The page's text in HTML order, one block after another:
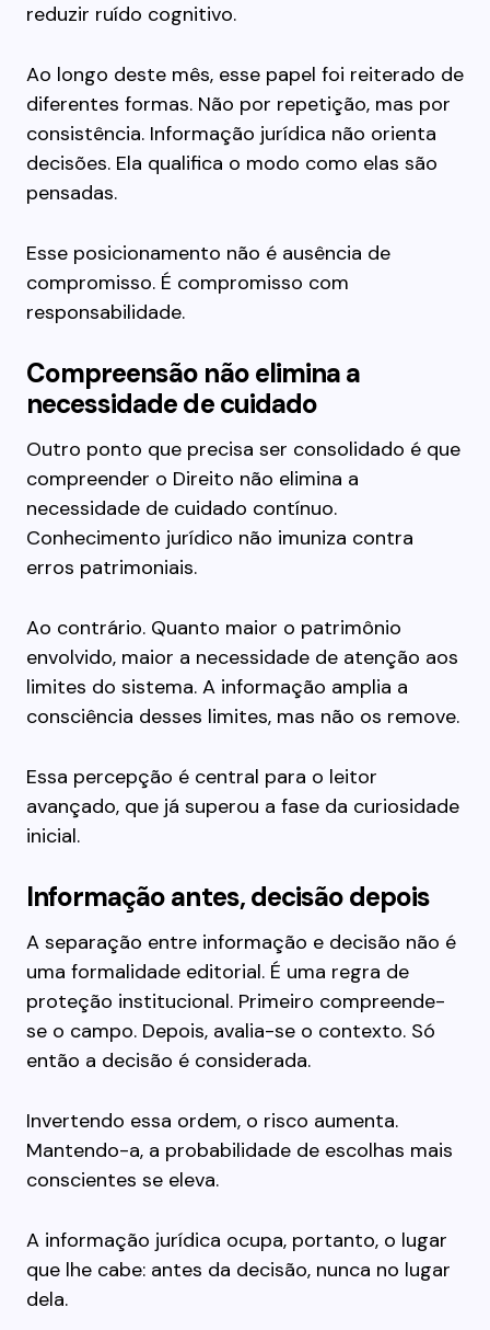
reduzir ruído cognitivo.
Ao longo deste mês, esse papel foi reiterado de
diferentes formas. Não por repetição, mas por
consistência. Informação jurídica não orienta
decisões. Ela qualifica o modo como elas são
pensadas.
Esse posicionamento não é ausência de
compromisso. É compromisso com
responsabilidade.
Compreensão não elimina a
necessidade de cuidado
Outro ponto que precisa ser consolidado é que
compreender o Direito não elimina a
necessidade de cuidado contínuo.
Conhecimento jurídico não imuniza contra
erros patrimoniais.
Ao contrário. Quanto maior o patrimônio
envolvido, maior a necessidade de atenção aos
limites do sistema. A informação amplia a
consciência desses limites, mas não os remove.
Essa percepção é central para o leitor
avançado, que já superou a fase da curiosidade
inicial.
Informação antes, decisão depois
A separação entre informação e decisão não é
uma formalidade editorial. É uma regra de
proteção institucional. Primeiro compreende-
se o campo. Depois, avalia-se o contexto. Só
então a decisão é considerada.
Invertendo essa ordem, o risco aumenta.
Mantendo-a, a probabilidade de escolhas mais
conscientes se eleva.
A informação jurídica ocupa, portanto, o lugar
que lhe cabe: antes da decisão, nunca no lugar
dela.